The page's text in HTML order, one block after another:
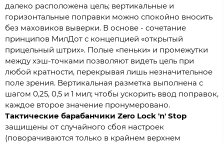
далеко расположена цель; вертикальные и
горизонтальные поправки можно спокойно вносить
без маховиков выверки. В основе - сочетание
принципов МилДот с концепцией «открытый
прицельный штрих». Полые «пеньки» и промежутки
между хэш-точками позволяют видеть цель при
любой кратности, перекрывая лишь незначительное
поле зрения. Вертикальная разметка выполнена с
шагом 0,25, 0,5 и 1 мил; чтобы ускорить ввод поправок,
каждое второе значение пронумеровано.
Тактические барабанчики Zero Lock 'n' Stop
защищены от случайного сбоя настроек
(поворачиваются только в крайнем верхнем